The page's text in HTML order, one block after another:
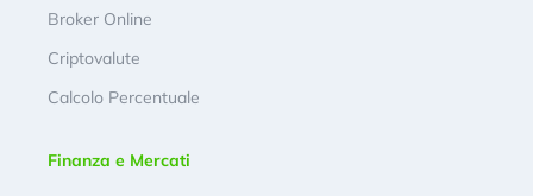
Broker Online
Criptovalute
Calcolo Percentuale
Finanza e Mercati